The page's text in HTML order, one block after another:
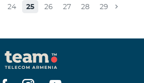
պայմանները
օր։ 16-րդ օրը սակագնային
դեպքում
կխզվի և հիմնական
տույժ։
24 25 26 27 28 29